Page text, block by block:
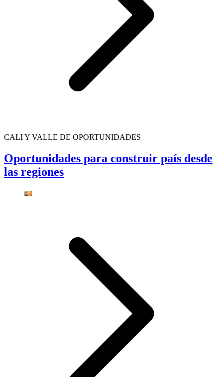
CALI Y VALLE DE OPORTUNIDADES
Oportunidades para construir país desde
las regiones